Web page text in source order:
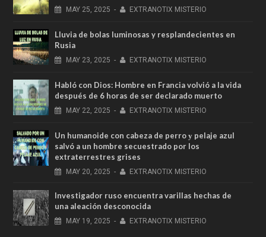
MAY 25, 2025 - EXTRANOTIX MISTERIO
Lluvia de bolas luminosas y resplandecientes en
Rusia
MAY 23, 2025 - EXTRANOTIX MISTERIO
Habló con Dios: Hombre en Francia volvió a la vida
después de 6 horas de ser declarado muerto
MAY 22, 2025 - EXTRANOTIX MISTERIO
Un humanoide con cabeza de perro у pelaje azul
salvó a un hombre secuestrado por los
extraterrestres grises
MAY 20, 2025 - EXTRANOTIX MISTERIO
Investigador ruso encuentra varillas hechas de
una aleación desconocida
MAY 19, 2025 - EXTRANOTIX MISTERIO